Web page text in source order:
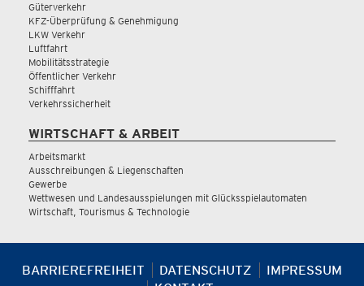
Güterverkehr
KFZ-Überprüfung & Genehmigung
LKW Verkehr
Luftfahrt
Mobilitätsstrategie
Öffentlicher Verkehr
Schifffahrt
Verkehrssicherheit
WIRTSCHAFT & ARBEIT
Arbeitsmarkt
Ausschreibungen & Liegenschaften
Gewerbe
Wettwesen und Landesausspielungen mit Glücksspielautomaten
Wirtschaft, Tourismus & Technologie
BARRIEREFREIHEIT DATENSCHUTZ
IMPRESSUM